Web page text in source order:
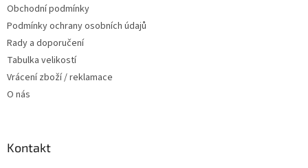
Obchodní podmínky
Podmínky ochrany osobních údajů
Rady a doporučení
Tabulka velikostí
Vrácení zboží / reklamace
O nás
Kontakt